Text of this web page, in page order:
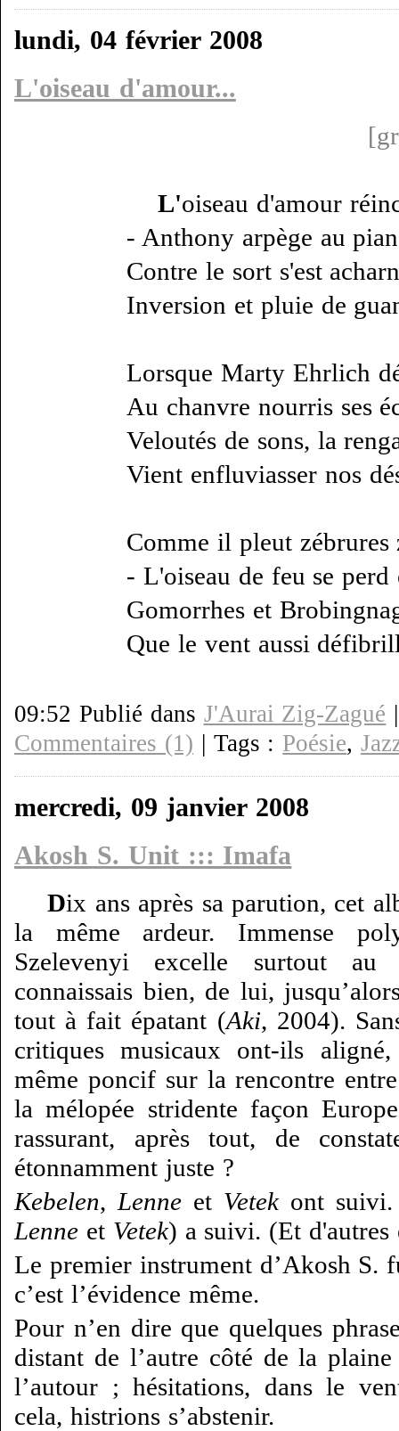
lundi, 04 février 2008
L'oiseau d'amour...
L'oiseau d'amour
- Anthony arpège au
Contre le sort s'est
Inversion et pluie de
Lorsque Marty Ehrlich
Au chanvre nourris ses
Veloutés de sons, la
Vient enfluviasser nos
Comme il pleut zébrures
- L'oiseau de feu se
Gomorrhes et
Que le vent aussi
09:52 Publié dans J'Aurai Zig-Zagué
Commentaires (1) | Tags : Poésie,
mercredi, 09 janvier 2008
Akosh S. Unit ::: Imafa
Dix ans après sa parution, cet
la même ardeur. Immense
Szelevenyi excelle surtout
connaissais bien, de lui,
tout à fait épatant (Aki, 2004).
critiques musicaux ont-ils
même poncif sur la rencontre
la mélopée stridente façon
rassurant, après tout, de
étonnamment juste ?
Kebelen, Lenne et Vetekont suivi.
Lenne et Vetek) a suivi. (Et d'autres
Le premier instrument d’Akosh S.
c’est l’évidence même.
Pour n’en dire que quelques
distant de l’autre côté de la
l’autour ; hésitations, dans le
cela, histrions s’abstenir.